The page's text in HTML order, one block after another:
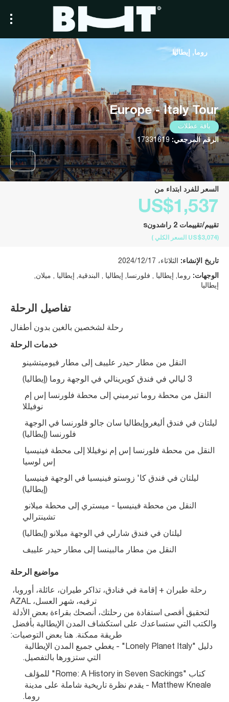
Europe - Italy Tour
باقة عطلات
الرقم المرجعي: 17331619
روما, إيطاليا
السعر للفرد ابتداء من
US$1,537
تقييم/تقييمات 2 راشدونs
(US$3,074 السعر الكلي )
تاريخ الإنشاء: الثلاثاء، 2024/12/17
الوجهات: روما, إيطاليا , فلورنسا, إيطاليا , البندقية, إيطاليا , ميلان,
إيطاليا
تفاصيل الرحلة
رحلة لشخصين بالغين بدون أطفال
خدمات الرحلة
النقل من مطار حيدر علييف إلى مطار فيوميتشينو
3 ليالي في فندق كويرينالي في الوجهة روما (إيطاليا)
نوفيللا
فلورنسا (إيطاليا)
إس لوسيا
(إيطاليا)
تشينترالي
ليلتان في فندق شارلي في الوجهة ميلانو (إيطاليا)
النقل من مطار مالبينسا إلى مطار حيدر علييف
مواضيع الرحلة
ترفيه، شهر العسل، AZAL
طريقة ممكنة. هنا بعض التوصيات:
التي ستزورها بالتفصيل.
روما.